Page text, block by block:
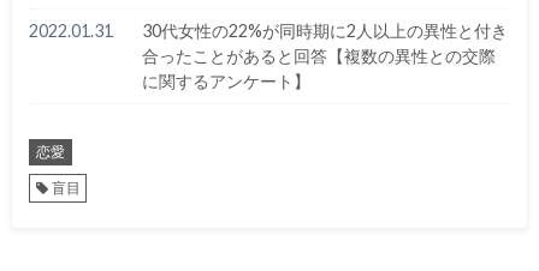
2022.01.31
30代女性の22%が同時期に2人以上の異性と付き
合ったことがあると回答【複数の異性との交際
に関するアンケート】
恋愛
盲目